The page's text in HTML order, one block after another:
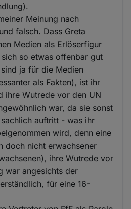
Meinung nach
falsch. Dass Greta
Medien als Erlöserfigur
so etwas offenbar gut
ja für die Medien
als Fakten), ist ihr
ihre Wutrede vor den UN
war, da sie sonst
auftritt - was ihr
wird, denn eine
doch nicht erwachsener
ihre Wutrede vor
war angesichts der
für eine 16-